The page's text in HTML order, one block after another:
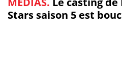
Stars saison 5 est